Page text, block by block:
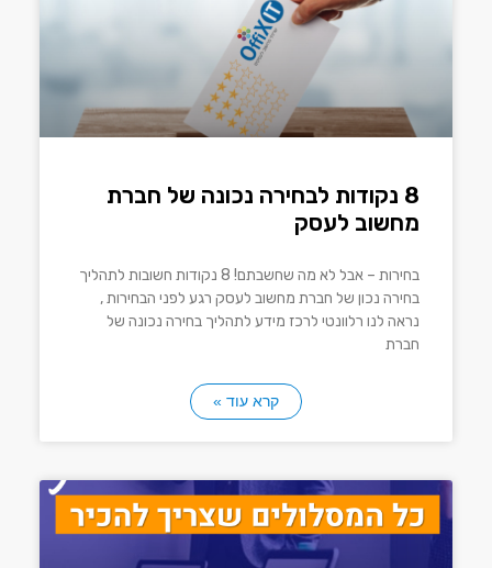
8 נקודות לבחירה נכונה של חברת
מחשוב לעסק
בחירות – אבל לא מה שחשבתם! 8 נקודות חשובות לתהליך
בחירה נכון של חברת מחשוב לעסק רגע לפני הבחירות ,
נראה לנו רלוונטי לרכז מידע לתהליך בחירה נכונה של
חברת
קרא עוד »